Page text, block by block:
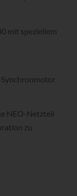
mit speziellem
NEO-Netzteil
zu